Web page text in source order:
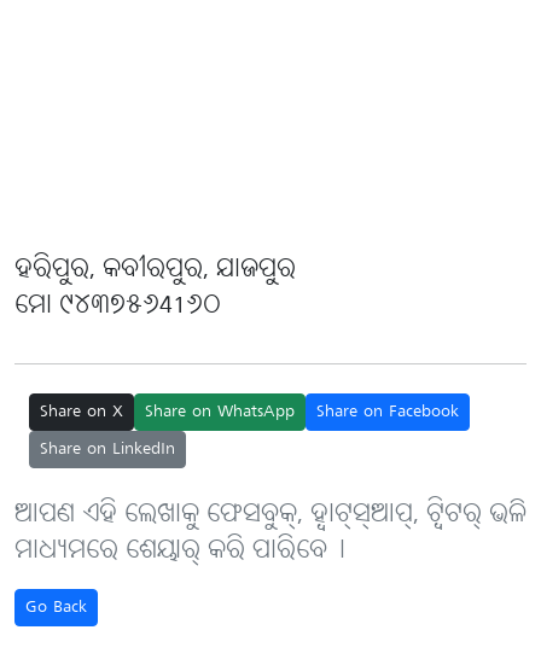
ହରିପୁର, କବୀରପୁର, ଯାଜପୁର
ମୋ ୯୪୩୭୫୬41୬୦
Share on X Share on WhatsApp
Share on Facebook
Share on LinkedIn
ଆପଣ ଏହି ଲେଖାକୁ ଫେସବୁକ୍, ହ୍ବାଟ୍‌ସ୍‌ଆପ୍, ଟ୍ବିଟର୍ ଭଳି
ମାଧ୍ୟମରେ ଶେୟାର୍ କରି ପାରିବେ୤
Go Back